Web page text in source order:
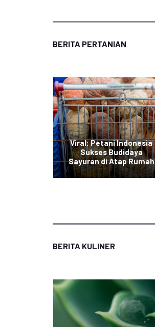
BERITA PERTANIAN
Viral: Petani Indonesia
Sukses Budidaya
Sayuran di Atap Rumah
BERITA KULINER